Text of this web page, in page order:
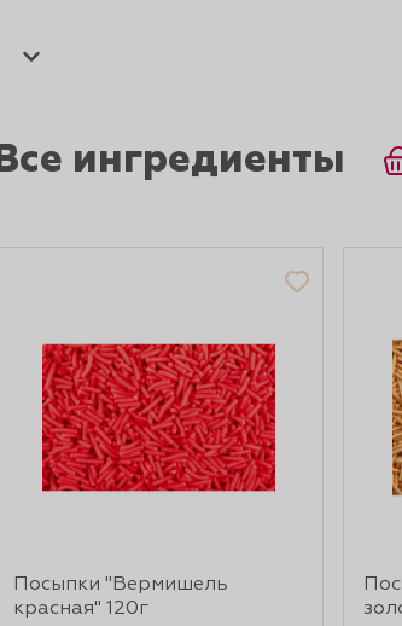
Все ингредиенты
Посыпки "Вермишель
красная" 120г